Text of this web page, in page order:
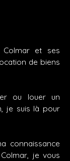
Colmar et ses
de biens
ou louer un
je suis là pour
connaissance
je vous